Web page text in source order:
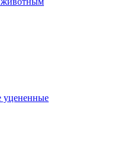
уцененные